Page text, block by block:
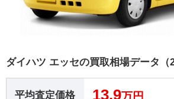
ダイハツ エッセの買取相場データ（
平均査定価格 13.9万円